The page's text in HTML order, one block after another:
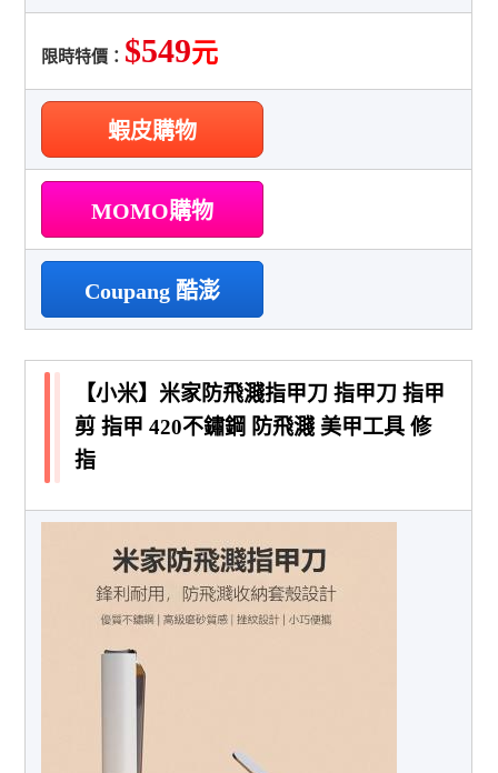
限時特價： $549元
蝦皮購物
MOMO購物
Coupang 酷澎
【小米】米家防飛濺指甲刀 指甲刀 指甲
剪 指甲 420不鏽鋼 防飛濺 美甲工具 修
指